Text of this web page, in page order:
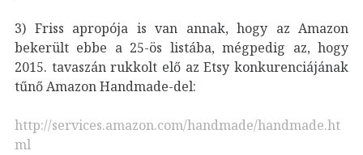
3) Friss apropója is van annak, hogy az Amazon
bekerült ebbe a 25-ös listába, mégpedig az, hogy
2015. tavaszán rukkolt elő az Etsy konkurenciájának
tűnő Amazon Handmade-del:
http://services.amazon.com/handmade/handmade.ht
ml